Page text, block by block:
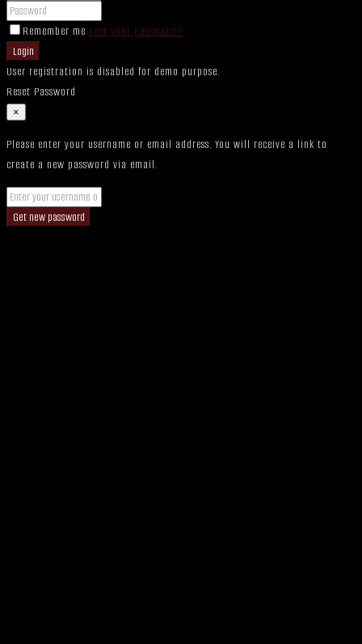
Remember me Lost your password?
Login
User registration is disabled for demo purpose.
Reset Password
×
Please enter your username or email address. You will receive a link to
create a new password via email.
Get new password